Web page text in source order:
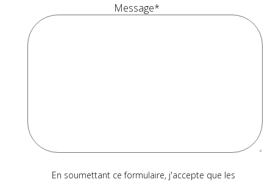
Message*
En soumettant ce formulaire, j'accepte que les